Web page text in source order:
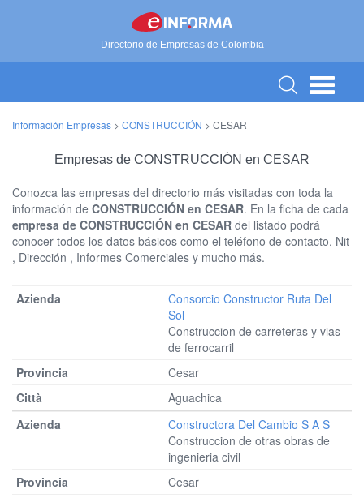
Directorio de Empresas de Colombia
Información Empresas > CONSTRUCCIÓN > CESAR
Empresas de CONSTRUCCIÓN en CESAR
Conozca las empresas del directorio más visitadas con toda la
información de CONSTRUCCIÓN en CESAR. En la ficha de cada
empresa de CONSTRUCCIÓN en CESAR del listado podrá
conocer todos los datos básicos como el teléfono de contacto, Nit
, Dirección , Informes Comerciales y mucho más.
Consorcio Constructor Ruta Del
Sol
Construccion de carreteras y vias
de ferrocarril
Cesar
Aguachica
Constructora Del Cambio S A S
Construccion de otras obras de
ingenieria civil
Cesar